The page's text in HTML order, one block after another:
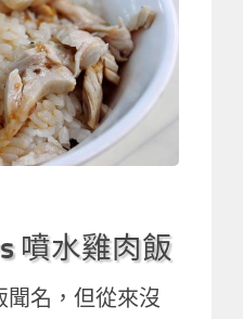
噴水雞肉飯
名，但從來沒